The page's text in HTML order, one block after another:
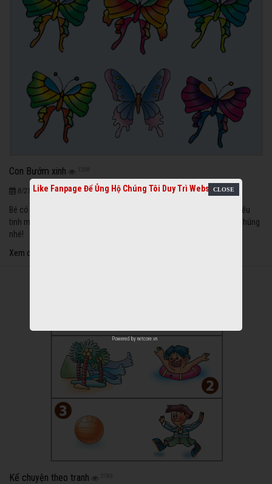
Con Bướm xinh 1208
8/21/2020 |
Bé có thấy những con bướm đủ màu sắc khác nhau không? Nhưng nếu
tinh mắt, bé sẽ thấy có 2 con bướm giống nhau y chang, bé hãy tìm chúng
nhé!
Xem chi tiết
Kể chuyện theo tranh 2783
Like Fanpage Để Ủng Hộ Chúng Tôi Duy Trì Website
Powered by netcore.vn